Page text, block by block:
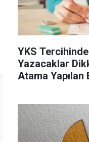
YKS
Yazacaklar
Atama Yapılan